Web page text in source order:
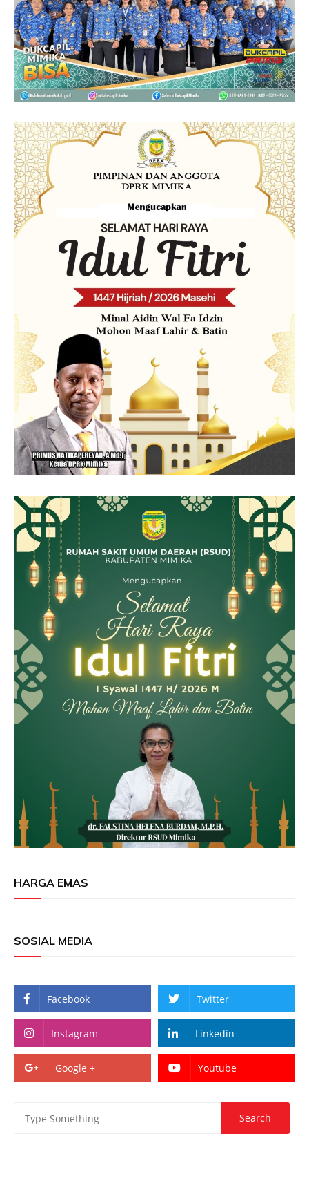
HARGA EMAS
SOSIAL MEDIA
Facebook Twitter
Instagram Linkedin
Google + Youtube